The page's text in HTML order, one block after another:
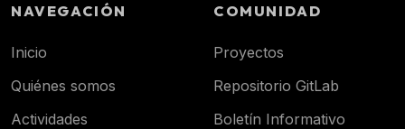
NAVEGACIÓN
Inicio
Quiénes somos
Actividades
COMUNIDAD
Proyectos
Repositorio GitLab
Boletín Informativo